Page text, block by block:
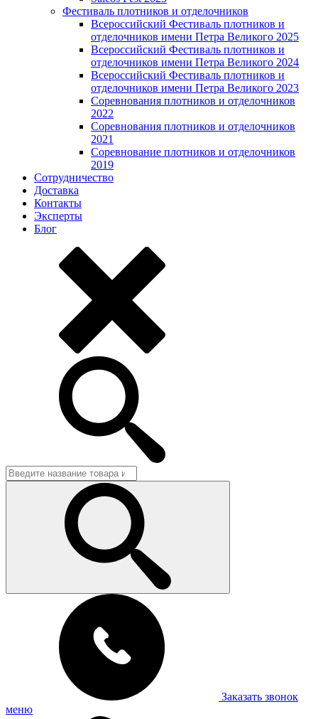
Фестиваль плотников и отделочников
Всероссийский Фестиваль плотников и
отделочников имени Петра Великого 2025
Всероссийский Фестиваль плотников и
отделочников имени Петра Великого 2024
Всероссийский Фестиваль плотников и
отделочников имени Петра Великого 2023
Соревнования плотников и отделочников
2022
Соревнования плотников и отделочников
2021
Соревнование плотников и отделочников
2019
Сотрудничество
Доставка
Контакты
Эксперты
Блог
Заказать звонок
меню